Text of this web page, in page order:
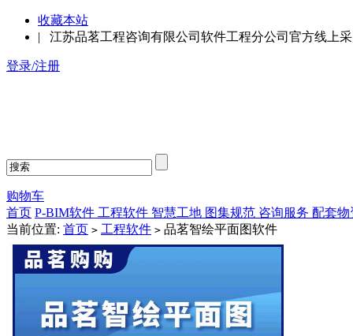
收藏本站
| 江苏品茗工程咨询有限公司软件工程分公司官方线上
登录/注册
购物车
首页 P-BIM软件 工程软件 智慧工地 图集规范 咨询服务 配套
当前位置: 首页 > 工程软件 > 品茗智绘平面图软件